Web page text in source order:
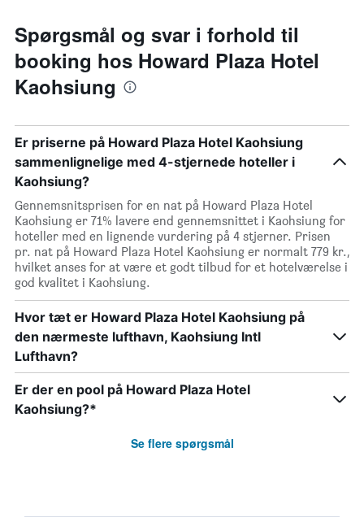
Spørgsmål og svar i forhold til
booking hos Howard Plaza Hotel
Kaohsiung
Er priserne på Howard Plaza Hotel Kaohsiung
sammenlignelige med 4-stjernede hoteller i
Kaohsiung?
Gennemsnitsprisen for en nat på Howard Plaza Hotel
Kaohsiung er 71% lavere end gennemsnittet i Kaohsiung for
hoteller med en lignende vurdering på 4 stjerner. Prisen
pr. nat på Howard Plaza Hotel Kaohsiung er normalt 779 kr.,
hvilket anses for at være et godt tilbud for et hotelværelse i
god kvalitet i Kaohsiung.
Hvor tæt er Howard Plaza Hotel Kaohsiung på
den nærmeste lufthavn, Kaohsiung Intl
Lufthavn?
Er der en pool på Howard Plaza Hotel
Kaohsiung?*
Se flere spørgsmål